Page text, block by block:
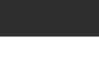
FOX черная 8256